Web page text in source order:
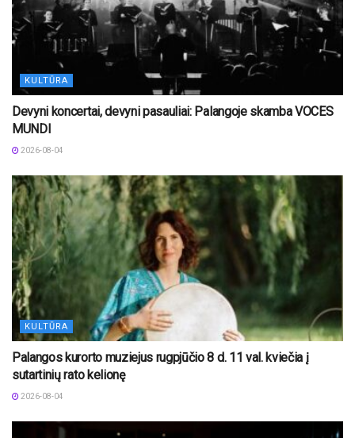
KULTŪRA
Devyni koncertai, devyni pasauliai: Palangoje skamba VOCES
MUNDI
2026-08-04
KULTŪRA
Palangos kurorto muziejus rugpjūčio 8 d. 11 val. kviečia į
sutartinių rato kelionę
2026-08-04